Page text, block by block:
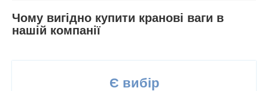
Чому вигідно купити кранові ваги в
нашій компанії
Є вибір